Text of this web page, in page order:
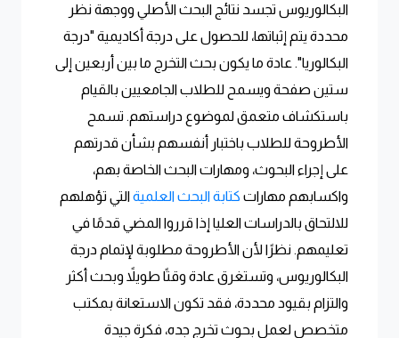
البكالوريوس تجسد نتائج البحث الأصلي ووجهة نظر
محددة يتم إثباتها، للحصول على درجة أكاديمية "درجة
البكالوريا". عادة ما يكون بحث التخرج ما بين أربعين إلى
ستين صفحة ويسمح للطلاب الجامعيين بالقيام
باستكشاف متعمق لموضوع دراستهم. تسمح
الأطروحة للطلاب باختبار أنفسهم بشأن قدرتهم
على إجراء البحوث، ومهارات البحث الخاصة بهم،
واكسابهم مهارات كتابة البحث العلميةالتي تؤهلهم
للالتحاق بالدراسات العليا إذا قرروا المضي قدمًا في
تعليمهم. نظرًا لأن الأطروحة مطلوبة لإتمام درجة
البكالوريوس، وتستغرق عادة وقتًا طويلاً وبحث أكثر
والتزام بقيود محددة، فقد تكون الاستعانة بمكتب
متخصص لعمل بحوث تخرج جده، فكرة جيدة